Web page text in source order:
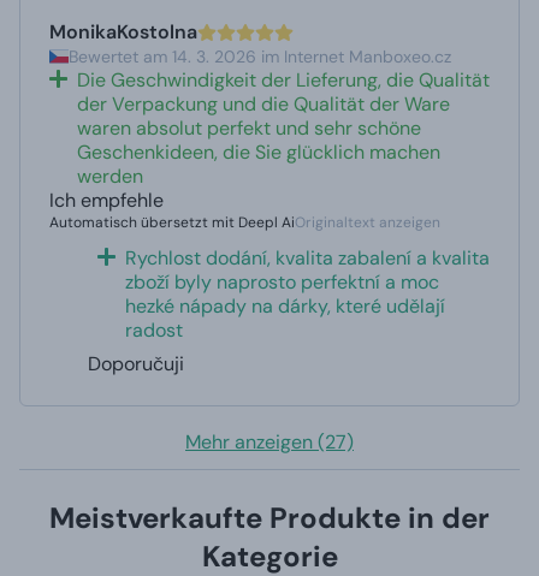
MonikaKostolna
Bewertet am 14. 3. 2026 im Internet Manboxeo.cz
Die Geschwindigkeit der Lieferung, die Qualität
der Verpackung und die Qualität der Ware
waren absolut perfekt und sehr schöne
Geschenkideen, die Sie glücklich machen
werden
Ich empfehle
Automatisch übersetzt mit Deepl AiOriginaltext anzeigen
Rychlost dodání, kvalita zabalení a kvalita
zboží byly naprosto perfektní a moc
hezké nápady na dárky, které udělají
radost
Doporučuji
Mehr anzeigen (27)
Meistverkaufte Produkte in der
Kategorie